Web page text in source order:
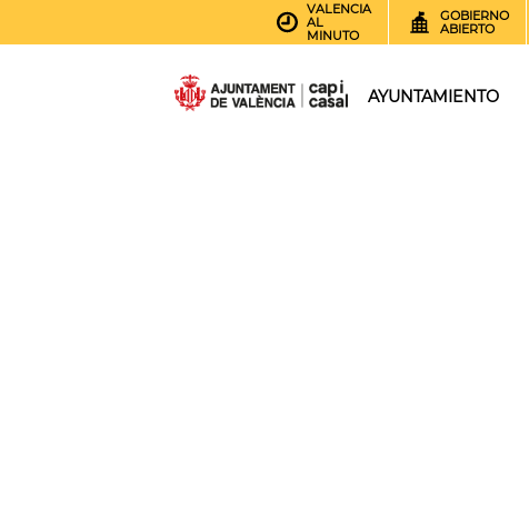
VALENCIA
AL
MINUTO
GOBIERNO
ABIERTO
AYUNTAMIENTO